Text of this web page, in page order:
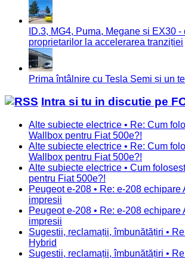
ID.3, MG4, Puma, Megane și EX30
proprietarilor la accelerarea tranziției
Prima întâlnire cu Tesla Semi și un
Intra si tu in discutie pe
Alte subiecte electrice • Re: Cum
Wallbox pentru Fiat 500e?!
Alte subiecte electrice • Re: Cum
Wallbox pentru Fiat 500e?!
Alte subiecte electrice • Cum
pentru Fiat 500e?!
Peugeot e-208 • Re: e-208 echipare
impresii
Peugeot e-208 • Re: e-208 echipare
impresii
Sugestii, reclamații, îmbunătățiri •
Hybrid
Sugestii, reclamații, îmbunătățiri •